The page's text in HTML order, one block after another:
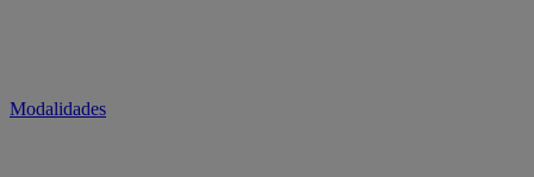
Modalidades